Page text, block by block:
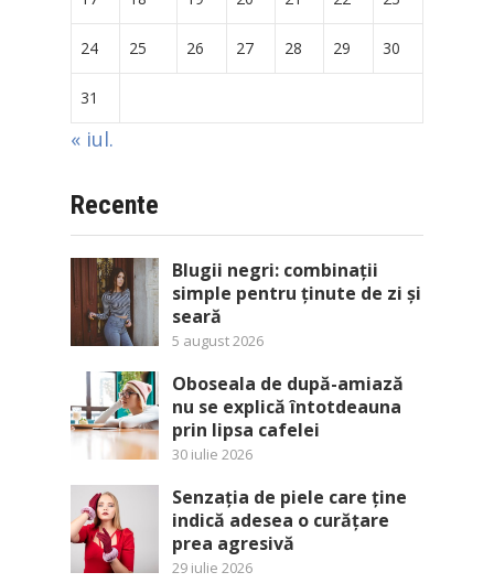
24 25 26 27 28 29 30
31
« iul.
Recente
Blugii negri: combinații
simple pentru ținute de zi și
seară
5 august 2026
Oboseala de după-amiază
nu se explică întotdeauna
prin lipsa cafelei
30 iulie 2026
Senzația de piele care ține
indică adesea o curățare
prea agresivă
29 iulie 2026